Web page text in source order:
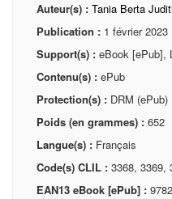
Auteur(s) : Tania Berta
Publication : 1 février 2023
Support(s) : eBook [ePub],
Contenu(s) : ePub
Protection(s) : DRM (ePub)
Poids (en grammes) : 652
Langue(s) : Français
Code(s) CLIL : 3368, 3369,
EAN13 eBook [ePub] :